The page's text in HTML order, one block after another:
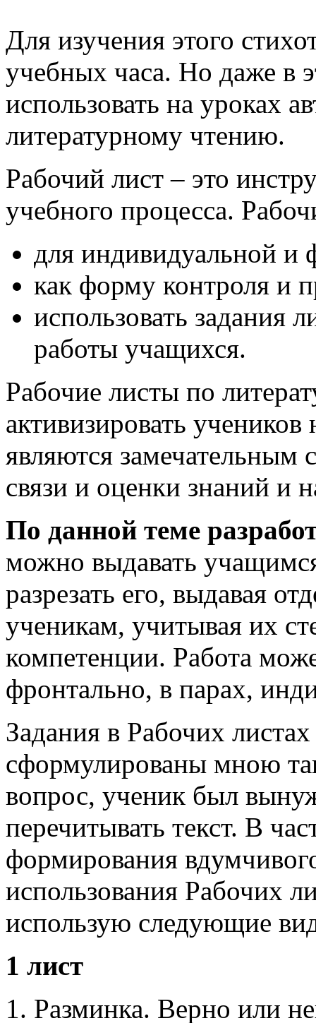
Для изучения этого
учебных часа. Но даже в
использовать на уроках
литературному чтению.
Рабочий лист – это
учебного процесса.
для индивидуальной и
как форму контроля и
использовать задания
работы учащихся.
Рабочие листы по
активизировать
являются замечательным
связи и оценки знаний и
По данной теме
можно выдавать
разрезать его, выдавая
ученикам, учитывая их
компетенции. Работа
фронтально, в парах,
Задания в Рабочих
сформулированы мною
вопрос, ученик был
перечитывать текст. В
формирования
использования Рабочих
использую следующие
1 лист
Разминка. Верно или